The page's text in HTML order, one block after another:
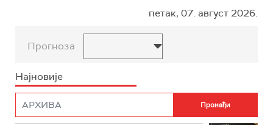
петак, 07. август 2026.
Прогноза
Најновије